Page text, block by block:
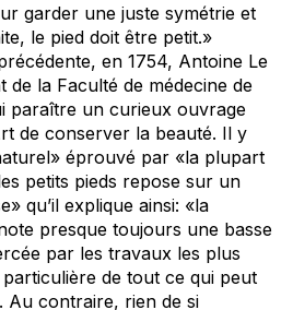
garder une juste symétrie et
le pied doit être petit.»
en 1754, Antoine Le
de la Faculté de médecine de
paraître un curieux ouvrage
de conserver la beauté. Il y
éprouvé par «la plupart
petits pieds repose sur un
qu’il explique ainsi: «la
presque toujours une basse
par les travaux les plus
de tout ce qui peut
Au contraire, rien de si